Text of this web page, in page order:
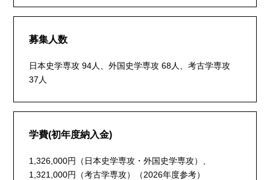
募集人数
日本史学専攻 94人、外国史学専攻 68人、考古学専攻
37人
学費(初年度納入金)
1,326,000円（日本史学専攻・外国史学専攻）、
1,321,000円（考古学専攻）（2026年度参考）